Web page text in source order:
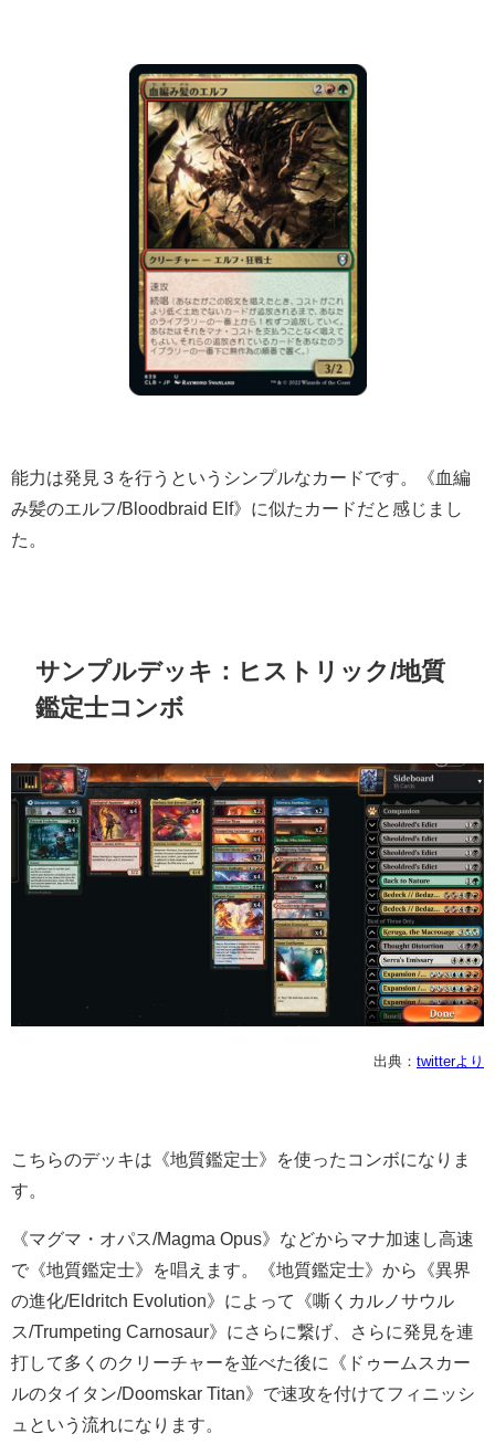
能力は発見３を行うというシンプルなカードです。《血編
み髪のエルフ/Bloodbraid Elf》に似たカードだと感じまし
た。
サンプルデッキ：ヒストリック/地質
鑑定士コンボ
出典： twitterより
こちらのデッキは《地質鑑定士》を使ったコンボになりま
す。
《マグマ・オパス/Magma Opus》などからマナ加速し高速
で《地質鑑定士》を唱えます。《地質鑑定士》から《異界
の進化/Eldritch Evolution》によって《嘶くカルノサウル
ス/Trumpeting Carnosaur》にさらに繋げ、さらに発見を連
打して多くのクリーチャーを並べた後に《ドゥームスカー
ルのタイタン/Doomskar Titan》で速攻を付けてフィニッシ
ュという流れになります。